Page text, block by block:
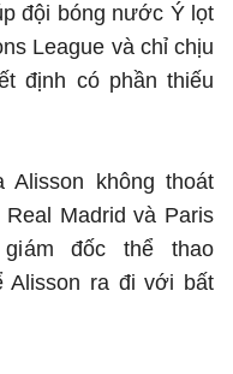
đội bóng nước Ý lọt
League và chỉ chịu
định có phần thiếu
không thoát
Madrid và Paris
giám đốc thể thao
Alisson ra đi với bất